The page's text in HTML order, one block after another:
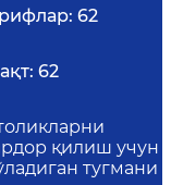
62
62
қилиш учун
тугмани